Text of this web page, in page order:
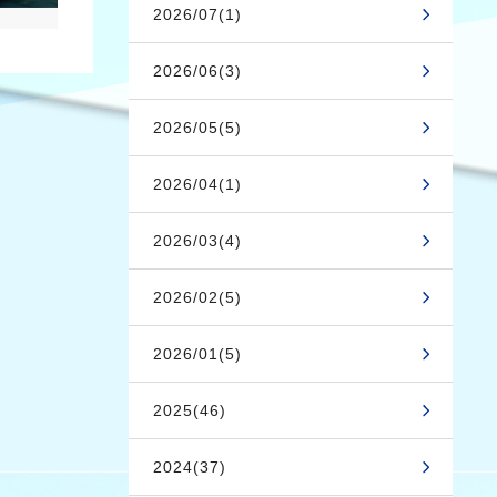
2026/07(1)
2026/06(3)
2026/05(5)
2026/04(1)
2026/03(4)
2026/02(5)
2026/01(5)
2025(46)
2024(37)